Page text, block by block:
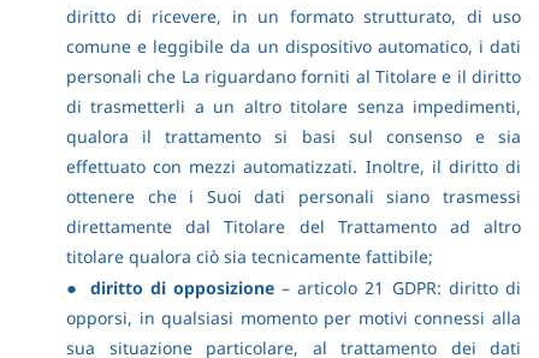
diritto di ricevere, in un formato strutturato, di uso
comune e leggibile da un dispositivo automatico, i dati
personali che La riguardano forniti al Titolare e il diritto
di trasmetterli a un altro titolare senza impedimenti,
qualora il trattamento si basi sul consenso e sia
effettuato con mezzi automatizzati. Inoltre, il diritto di
ottenere che i Suoi dati personali siano trasmessi
direttamente dal Titolare del Trattamento ad altro
titolare qualora ciò sia tecnicamente fattibile;
● diritto di opposizione– articolo 21 GDPR: diritto di
opporsi, in qualsiasi momento per motivi connessi alla
sua situazione particolare, al trattamento dei dati